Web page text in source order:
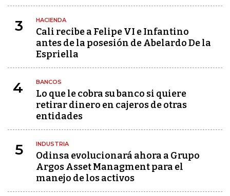
3 HACIENDA
Cali recibe a Felipe VI e Infantino
antes de la posesión de Abelardo De la
Espriella
4 BANCOS
Lo que le cobra su banco si quiere
retirar dinero en cajeros de otras
entidades
5 INDUSTRIA
Odinsa evolucionará ahora a Grupo
Argos Asset Managment para el
manejo de los activos